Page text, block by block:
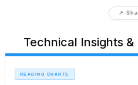
↗
Technical Insights
READING CHARTS